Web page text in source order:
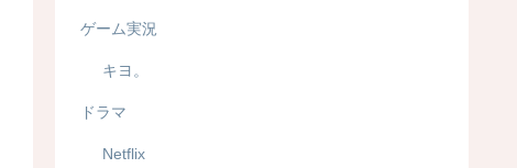
ゲーム実況
キヨ。
ドラマ
Netflix